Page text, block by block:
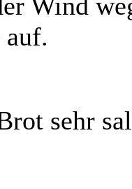
Wind
auf.
sehr